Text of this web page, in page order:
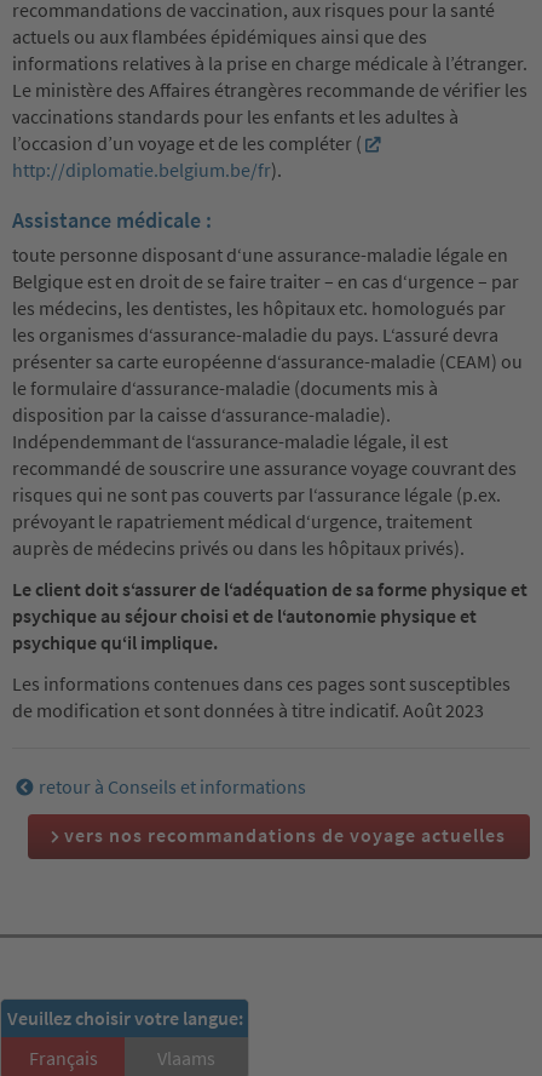
recommandations de vaccination, aux risques pour la santé
actuels ou aux flambées épidémiques ainsi que des
informations relatives à la prise en charge médicale à l’étranger.
Le ministère des Affaires étrangères recommande de vérifier les
vaccinations standards pour les enfants et les adultes à
l’occasion d’un voyage et de les compléter (
http://diplomatie.belgium.be/fr).
Assistance médicale :
toute personne disposant d‘une assurance-maladie légale en
Belgique est en droit de se faire traiter – en cas d‘urgence – par
les médecins, les dentistes, les hôpitaux etc. homologués par
les organismes d‘assurance-maladie du pays. L‘assuré devra
présenter sa carte européenne d‘assurance-maladie (CEAM) ou
le formulaire d‘assurance-maladie (documents mis à
disposition par la caisse d‘assurance-maladie).
Indépendemmant de l‘assurance-maladie légale, il est
recommandé de souscrire une assurance voyage couvrant des
risques qui ne sont pas couverts par l‘assurance légale (p.ex.
prévoyant le rapatriement médical d‘urgence, traitement
auprès de médecins privés ou dans les hôpitaux privés).
Le client doit s‘assurer de l‘adéquation de sa forme physique et
psychique au séjour choisi et de l‘autonomie physique et
psychique qu‘il implique.
Les informations contenues dans ces pages sont susceptibles
de modification et sont données à titre indicatif. Août 2023
retour à Conseils et informations
vers nos recommandations de voyage actuelles
Veuillez choisir votre langue:
Français
Vlaams